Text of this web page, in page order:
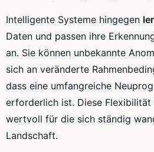
Intelligente Systeme hingegen
Daten und passen ihre
an. Sie können unbekannte
sich an veränderte
dass eine umfangreiche
erforderlich ist. Diese Flexibilität
wertvoll für die sich ständig
Landschaft.